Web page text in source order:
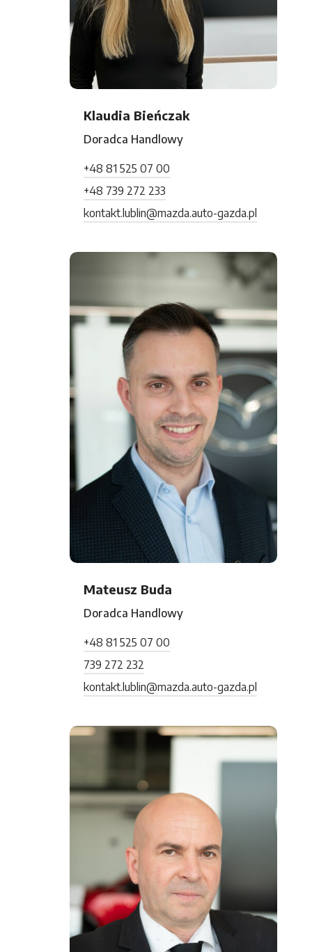
Klaudia Bieńczak
Doradca Handlowy
+48 81 525 07 00
+48 739 272 233
kontakt.lublin@mazda.auto-gazda.pl
Mateusz Buda
Doradca Handlowy
+48 81 525 07 00
739 272 232
kontakt.lublin@mazda.auto-gazda.pl